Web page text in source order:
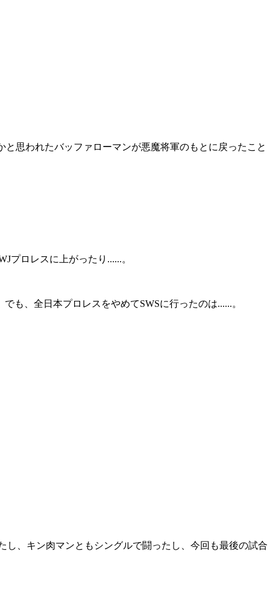
思われたバッファローマンが悪魔将軍のもとに戻ったこと
プロレスに上がったり......。
も、全日本プロレスをやめてSWSに行ったのは......。
し、キン肉マンともシングルで闘ったし、今回も最後の試合